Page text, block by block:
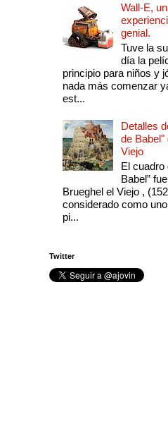
Wall-E,
genial.
Tuve la
día la
principio para niños y
nada más comenzar
est...
Detalles
de Babel"
Viejo
El cuadro
Babel”
Brueghel el Viejo ,
considerado como
pi...
Twitter